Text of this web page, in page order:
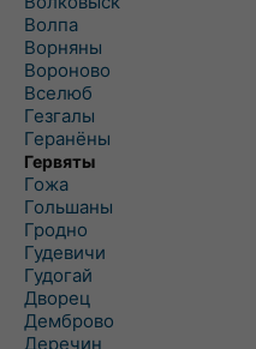
Волпа
Ворняны
Вороново
Вселюб
Гезгалы
Геранёны
Гервяты
Гожа
Гольшаны
Гродно
Гудевичи
Гудогай
Дворец
Демброво
Деречин